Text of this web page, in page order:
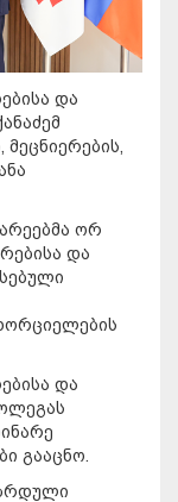
და
ორ
და
და
გააცნო.